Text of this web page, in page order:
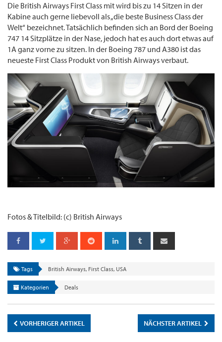
Die British Airways First Class mit wird bis zu 14 Sitzen in der
Kabine auch gerne liebevoll als „die beste Business Class der
Welt“ bezeichnet. Tatsächlich befinden sich an Bord der Boeing
747 14 Sitzplätze in der Nase, jedoch hat es auch dort etwas auf
1A ganz vorne zu sitzen. In der Boeing 787 und A380 ist das
neueste First Class Produkt von British Airways verbaut.
Fotos & Titelbild: (c) British Airways
Tags British Airways, First Class, USA
Kategorien Deals
VORHERIGER ARTIKEL NÄCHSTER ARTIKEL